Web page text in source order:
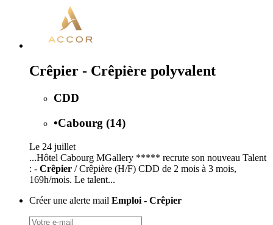
Crêpier - Crêpière polyvalent
CDD
•Cabourg (14)
Le 24 juillet
...Hôtel Cabourg MGallery ***** recrute son nouveau Talent
: - Crêpier / Crêpière (H/F) CDD de 2 mois à 3 mois,
169h/mois. Le talent...
Créer une alerte mail Emploi - Crêpier